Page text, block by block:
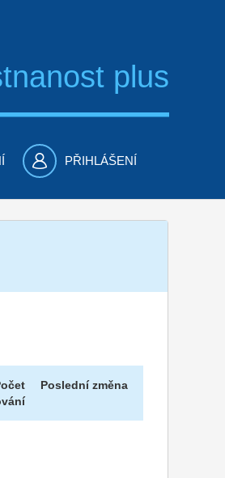
plus
PŘIHLÁŠENÍ
Poslední změna